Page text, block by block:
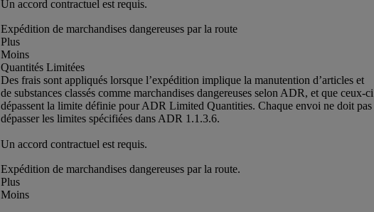
Un accord contractuel est requis.
Expédition de marchandises dangereuses par la route
Plus
Moins
Quantités Limitées
Des frais sont appliqués lorsque l’expédition implique la manutention d’articles et
de substances classés comme marchandises dangereuses selon ADR, et que ceux-ci
dépassent la limite définie pour ADR Limited Quantities. Chaque envoi ne doit pas
dépasser les limites spécifiées dans ADR 1.1.3.6.
Un accord contractuel est requis.
Expédition de marchandises dangereuses par la route.
Plus
Moins